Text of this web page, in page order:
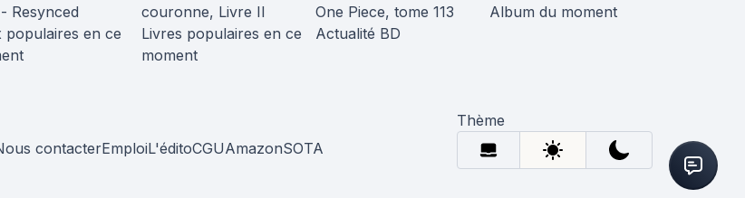
Resynced
populaires en ce
couronne, Livre II
Livres populaires en ce
moment
One Piece, tome 113
Actualité BD
Album du moment
contacterEmploiL'éditoCGUAmazonSOTA
Thème